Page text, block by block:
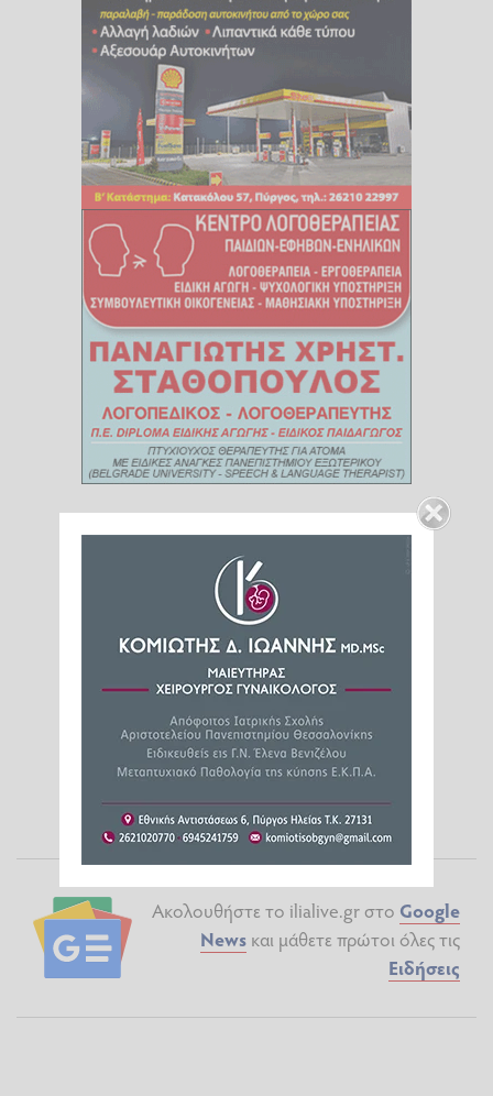
Ακολουθήστε το ilialive.gr στο Google
News και μάθετε πρώτοι όλες τις
Ειδήσεις